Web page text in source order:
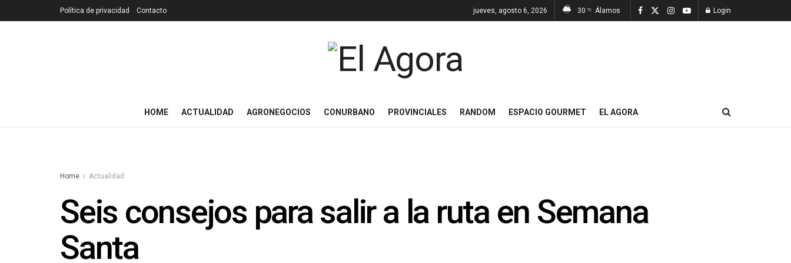
Política de privacidad Contacto jueves, agosto 6, 2026 30 °C Álamos Login
HOME ACTUALIDAD AGRONEGOCIOS CONURBANO PROVINCIALES RANDOM ESPACIO GOURMET EL AGORA
Home Actualidad
Seis consejos para salir a la ruta en Semana
Santa